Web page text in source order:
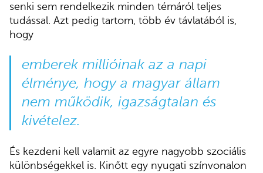
senki sem rendelkezik minden témáról teljes
tudással. Azt pedig tartom, több év távlatából is,
hogy
emberek millióinak az a napi
élménye, hogy a magyar állam
nem működik, igazságtalan és
kivételez.
És kezdeni kell valamit az egyre nagyobb szociális
különbségekkel is. Kinőtt egy nyugati színvonalon